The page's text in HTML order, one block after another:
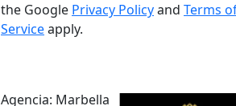
the Google Privacy Policyand Terms
Serviceapply.
Agencia: Marbella